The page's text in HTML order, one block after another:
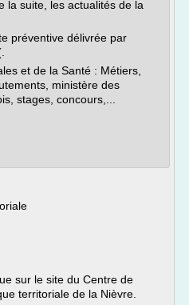
la suite, les actualités de la
préventive délivrée par
et de la Santé : Métiers,
ministère des
stages, concours,...
sur le site du Centre de
territoriale de la Nièvre.